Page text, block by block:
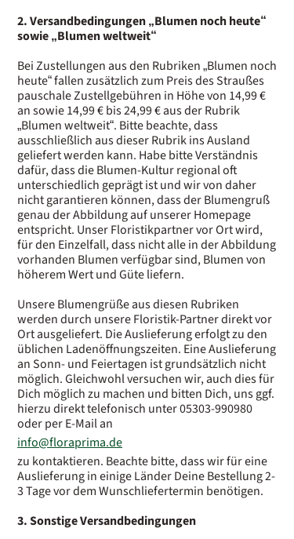
2. Versandbedingungen „Blumen noch heute“
sowie „Blumen weltweit“
Bei Zustellungen aus den Rubriken „Blumen noch
heute“ fallen zusätzlich zum Preis des Straußes
pauschale Zustellgebühren in Höhe von 14,99 €
an sowie 14,99 € bis 24,99 € aus der Rubrik
„Blumen weltweit“. Bitte beachte, dass
ausschließlich aus dieser Rubrik ins Ausland
geliefert werden kann. Habe bitte Verständnis
dafür, dass die Blumen-Kultur regional oft
unterschiedlich geprägt ist und wir von daher
nicht garantieren können, dass der Blumengruß
genau der Abbildung auf unserer Homepage
entspricht. Unser Floristikpartner vor Ort wird,
für den Einzelfall, dass nicht alle in der Abbildung
vorhanden Blumen verfügbar sind, Blumen von
höherem Wert und Güte liefern.
Unsere Blumengrüße aus diesen Rubriken
werden durch unsere Floristik-Partner direkt vor
Ort ausgeliefert. Die Auslieferung erfolgt zu den
üblichen Ladenöffnungszeiten. Eine Auslieferung
an Sonn- und Feiertagen ist grundsätzlich nicht
möglich. Gleichwohl versuchen wir, auch dies für
Dich möglich zu machen und bitten Dich, uns ggf.
hierzu direkt telefonisch unter 05303-990980
oder per E-Mail an
info@floraprima.de
zu kontaktieren. Beachte bitte, dass wir für eine
Auslieferung in einige Länder Deine Bestellung 2-
3 Tage vor dem Wunschliefertermin benötigen.
3. Sonstige Versandbedingungen